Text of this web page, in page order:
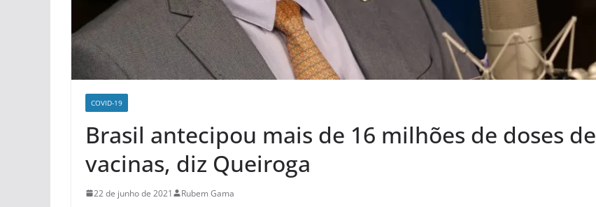
COVID-19
Brasil antecipou mais de 16 milhões de doses de
vacinas, diz Queiroga
22 de junho de 2021 Rubem Gama